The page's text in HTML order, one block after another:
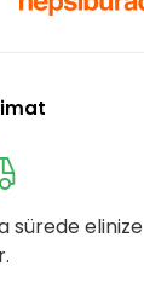
sürede elinize